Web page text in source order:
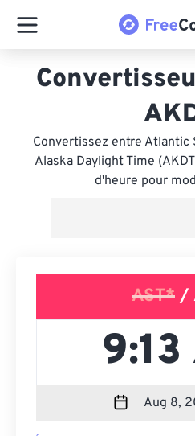
Convertissez entre Atlantic
Alaska Daylight Time
d'heure pour
AST*/